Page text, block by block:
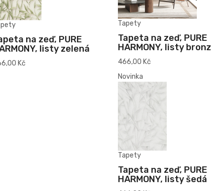
na zeď, PURE
listy zelená
Kč
Tapety
Tapeta na zeď, PURE
HARMONY, listy bronz
466,00 Kč
Novinka
Tapety
Tapeta na zeď, PURE
HARMONY, listy šedá